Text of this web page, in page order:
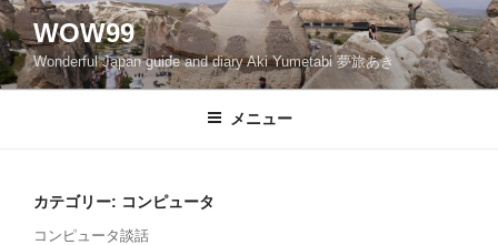
コ
ン
テ
ン
WOW99
Wonderful Japan guide and diary Aki Yumetabi 夢旅あき
メニュー
カテゴリー: コンピュータ
コンピュータ談話